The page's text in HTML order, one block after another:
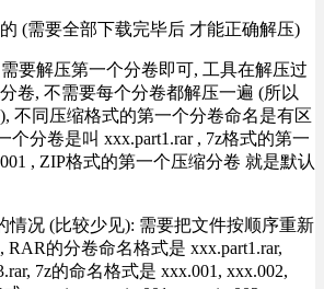
(需要全部下载完毕后 才能正确解压)
要解压第一个分卷即可, 工具在解压过
卷, 不需要每个分卷都解压一遍 (所以
不同压缩格式的第一个分卷命名是有区
个分卷是叫 xxx.part1.rar , 7z格式的第一
, ZIP格式的第一个压缩分卷 就是默认
情况 (比较少见): 需要把文件按顺序重新
的分卷命名格式是 xxx.part1.rar,
7z的命名格式是 xxx.001, xxx.002,